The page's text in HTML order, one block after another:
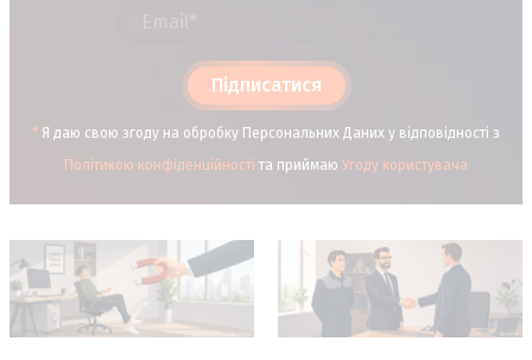
Підписатися
* Я даю свою згоду на обробку Персональних Даних у відповідності з
Політикою конфіденційності та приймаю Угоду користувача